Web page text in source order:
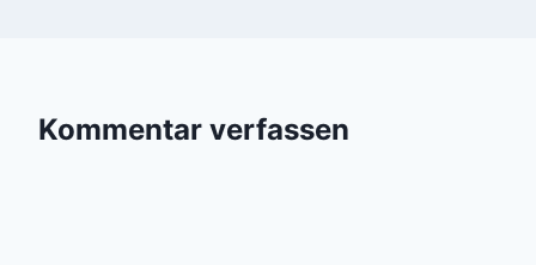
Kommentar verfassen